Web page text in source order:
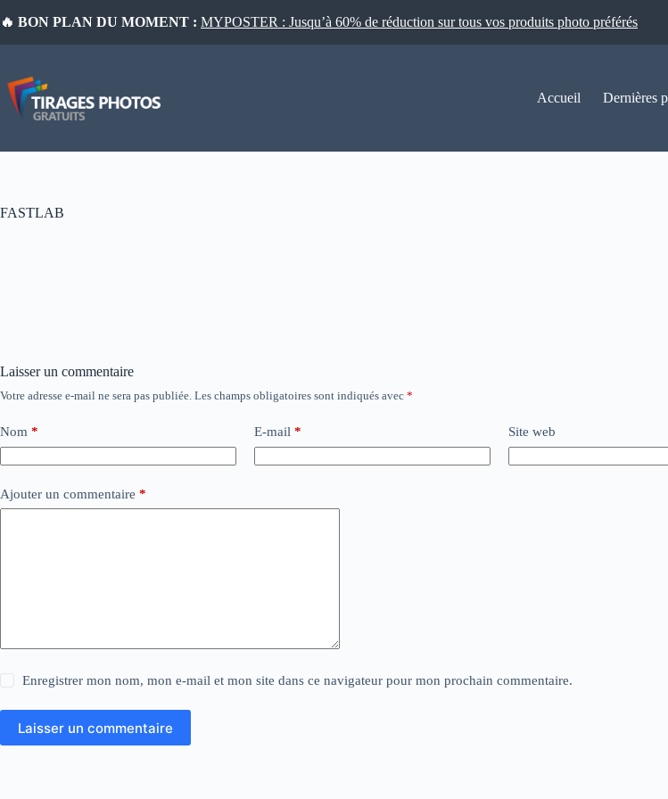
au
🔥 BON PLAN DU MOMENT : MYPOSTER : Jusqu’à 60% de réduction sur tous vos produits photo préférés
Accueil Dernières
FASTLAB
Laisser un commentaire
Votre adresse e-mail ne sera pas publiée. Les champs obligatoires sont indiqués avec *
Nom * E-mail * Site web
Ajouter un commentaire *
Enregistrer mon nom, mon e-mail et mon site dans ce navigateur pour mon prochain commentaire.
Laisser un commentaire